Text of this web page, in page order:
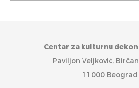
Centar za kulturnu
Paviljon Veljković,
11000 Beograd